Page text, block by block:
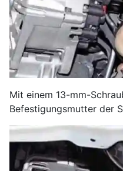
Mit einem 13-mm-
Befestigungsmutter der